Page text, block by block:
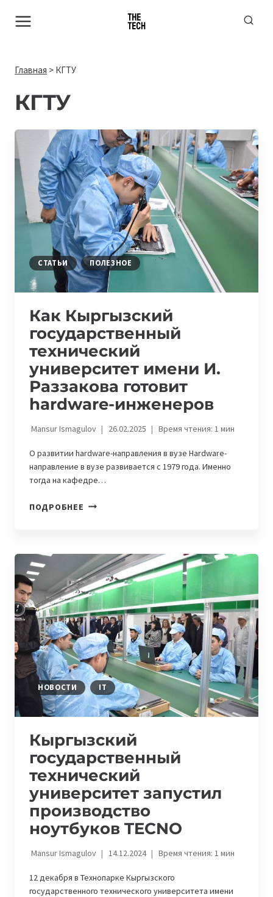
Главная > КГТУ
КГТУ
СТАТЬИ ПОЛЕЗНОЕ
Как Кыргызский
государственный
технический
университет имени И.
Раззакова готовит
hardware-инженеров
Mansur Ismagulov 26.02.2025 Время чтения: 1мин
О развитии hardware-направления в вузе Hardware-
направление в вузе развивается с 1979 года. Именно
тогда на кафедре…
ПОДРОБНЕЕ КАК
УНИВЕРСИТЕТ
ИМЕНИ
И.
РАЗЗАКОВА
ГОТОВИТ
HARDWARE-
ИНЖЕНЕРОВ
НОВОСТИ IT
Кыргызский
государственный
технический
университет запустил
производство
ноутбуков TECNO
Mansur Ismagulov 14.12.2024 Время чтения: 1мин
12 декабря в Технопарке Кыргызского
государственного технического университета имени